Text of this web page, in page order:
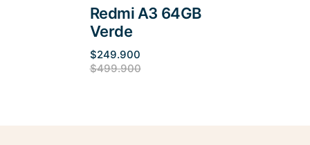
Redmi A3 64GB
Verde
$249.900
$499.900